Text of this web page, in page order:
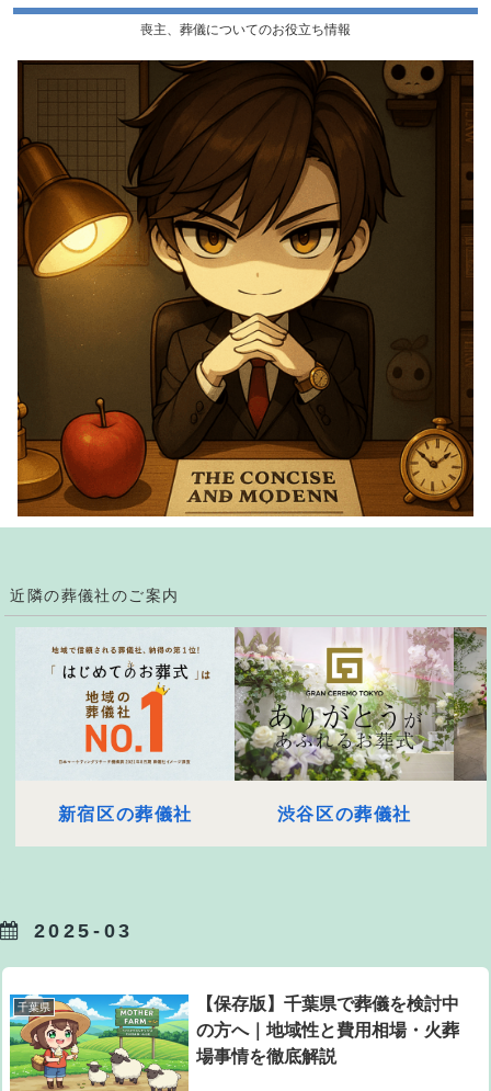
喪主、葬儀についてのお役立ち情報
近隣の葬儀社のご案内
新宿区の葬儀社 渋谷区の葬儀社
2025-03
千葉県
【保存版】千葉県で葬儀を検討中
の方へ｜地域性と費用相場・火葬
場事情を徹底解説